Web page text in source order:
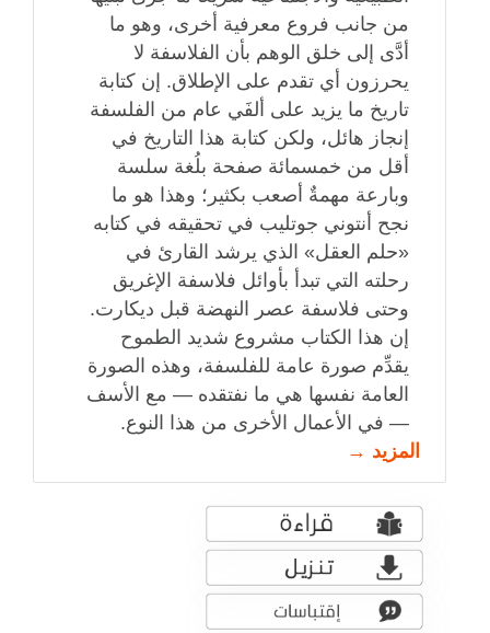
من جانب فروع معرفية أخرى، وهو ما
أدَّى إلى خلق الوهم بأن الفلاسفة لا
يحرزون أي تقدم على الإطلاق. إن كتابة
تاريخ ما يزيد على ألفَي عام من الفلسفة
إنجاز هائل، ولكن كتابة هذا التاريخ في
أقل من خمسمائة صفحة بلُغة سلسة
وبارعة مهمةٌ أصعب بكثير؛ وهذا هو ما
نجح أنتوني جوتليب في تحقيقه في كتابه
«حلم العقل» الذي يرشد القارئ في
رحلته التي تبدأ بأوائل فلاسفة الإغريق
وحتى فلاسفة عصر النهضة قبل ديكارت.
إن هذا الكتاب مشروع شديد الطموح
يقدِّم صورة عامة للفلسفة، وهذه الصورة
العامة نفسها هي ما نفتقده — مع الأسف
— في الأعمال الأخرى من هذا النوع.
المزيد →